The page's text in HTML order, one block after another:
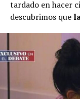
tardado en hacer
descubrimos que